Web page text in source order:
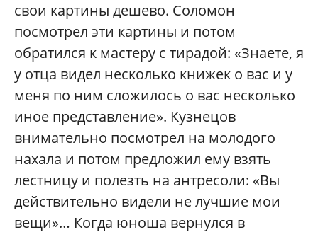
свои картины дешево. Соломон
посмотрел эти картины и потом
обратился к мастеру с тирадой: «Знаете, я
у отца видел несколько книжек о вас и у
меня по ним сложилось о вас несколько
иное представление». Кузнецов
внимательно посмотрел на молодого
нахала и потом предложил ему взять
лестницу и полезть на антресоли: «Вы
действительно видели не лучшие мои
вещи»… Когда юноша вернулся в